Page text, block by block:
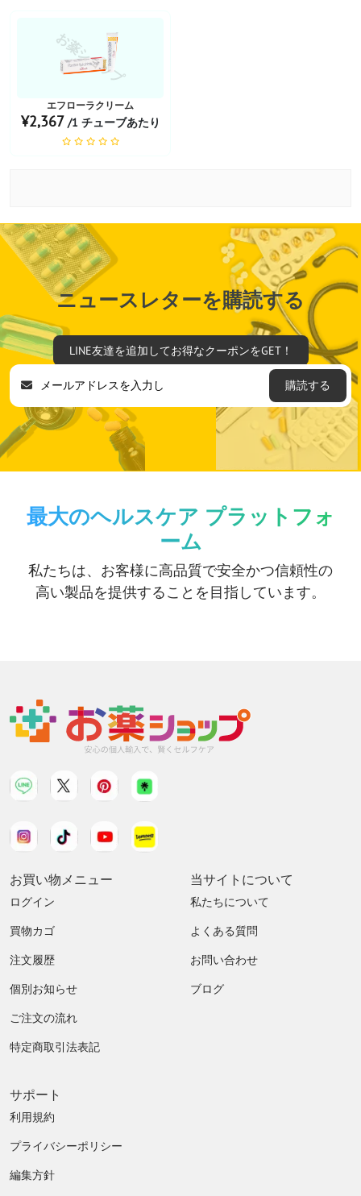
お薬ショップ
エフローラクリーム
¥2,367 /1 チューブあたり
ニュースレターを購読する
LINE友達を追加してお得なクーポンをGET！
購読する
最大のヘルスケア プラットフォ
ーム
私たちは、お客様に高品質で安全かつ信頼性の
高い製品を提供することを目指しています。
お買い物メニュー
ログイン
買物カゴ
注文履歴
個別お知らせ
ご注文の流れ
特定商取引法表記
当サイトについて
私たちについて
よくある質問
お問い合わせ
ブログ
サポート
利用規約
プライバシーポリシー
編集方針